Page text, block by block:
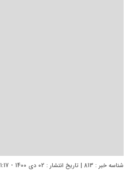
شناسه خبر : 813 | تاریخ انتشار : 02 دی 1400 - 1:17 | ارسال توسط :